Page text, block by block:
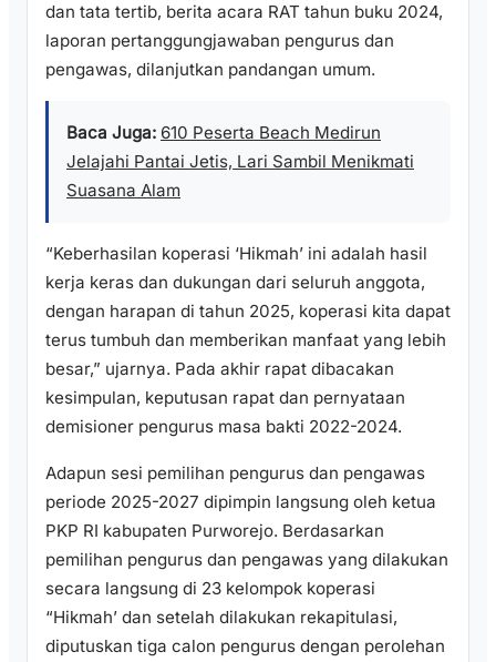
dan tata tertib, berita acara RAT tahun buku 2024,
laporan pertanggungjawaban pengurus dan
pengawas, dilanjutkan pandangan umum.
Baca Juga: 610 Peserta Beach Medirun
Jelajahi Pantai Jetis, Lari Sambil Menikmati
Suasana Alam
“Keberhasilan koperasi ‘Hikmah’ ini adalah hasil
kerja keras dan dukungan dari seluruh anggota,
dengan harapan di tahun 2025, koperasi kita dapat
terus tumbuh dan memberikan manfaat yang lebih
besar,” ujarnya. Pada akhir rapat dibacakan
kesimpulan, keputusan rapat dan pernyataan
demisioner pengurus masa bakti 2022-2024.
Adapun sesi pemilihan pengurus dan pengawas
periode 2025-2027 dipimpin langsung oleh ketua
PKP RI kabupaten Purworejo. Berdasarkan
pemilihan pengurus dan pengawas yang dilakukan
secara langsung di 23 kelompok koperasi
“Hikmah’ dan setelah dilakukan rekapitulasi,
diputuskan tiga calon pengurus dengan perolehan